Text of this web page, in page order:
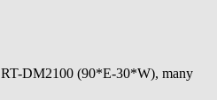
DM2100 (90*E-30*W), many